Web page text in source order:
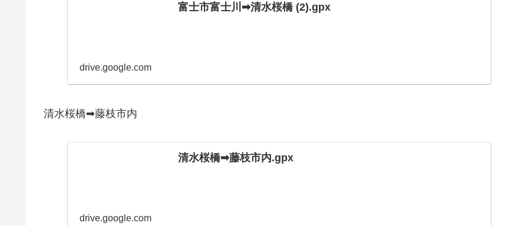
富士市富士川➡清水桜橋 (2).gpx
drive.google.com
清水桜橋➡藤枝市内
清水桜橋➡︎藤枝市内.gpx
drive.google.com